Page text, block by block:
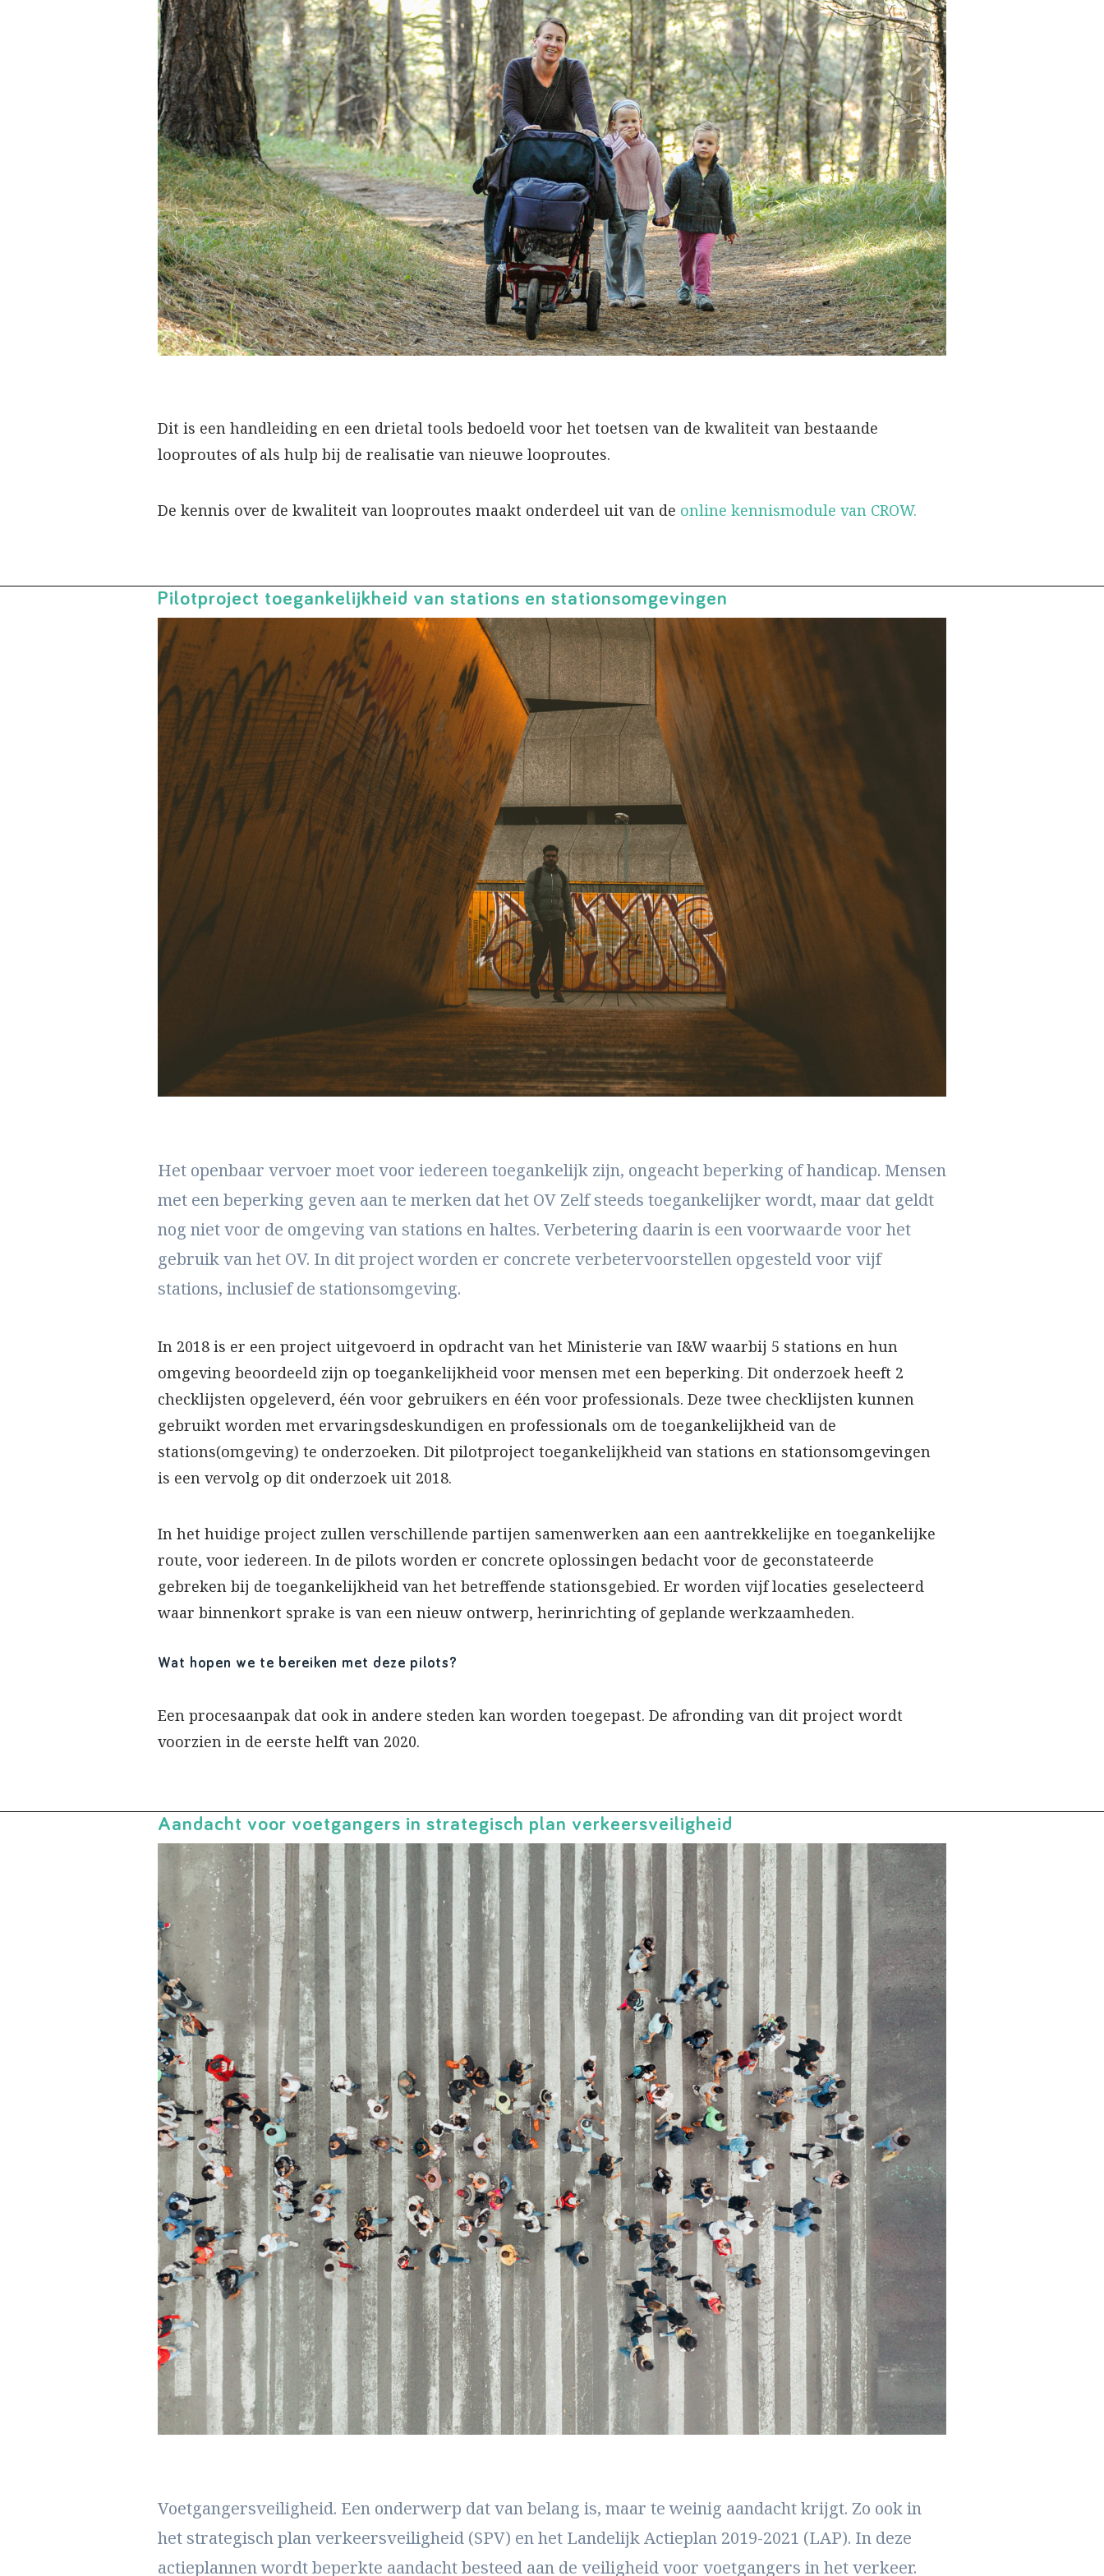
Dit is een handleiding en een drietal tools bedoeld voor het toetsen van de kwaliteit van bestaande
looproutes of als hulp bij de realisatie van nieuwe looproutes.
De kennis over de kwaliteit van looproutes maakt onderdeel uit van de online kennismodule van CROW.
Pilotproject toegankelijkheid van stations en stationsomgevingen
Het openbaar vervoer moet voor iedereen toegankelijk zijn, ongeacht beperking of handicap. Mensen
met een beperking geven aan te merken dat het OV Zelf steeds toegankelijker wordt, maar dat geldt
nog niet voor de omgeving van stations en haltes. Verbetering daarin is een voorwaarde voor het
gebruik van het OV. In dit project worden er concrete verbetervoorstellen opgesteld voor vijf
stations, inclusief de stationsomgeving.
In 2018 is er een project uitgevoerd in opdracht van het Ministerie van I&W waarbij 5 stations en hun
omgeving beoordeeld zijn op toegankelijkheid voor mensen met een beperking. Dit onderzoek heeft 2
checklijsten opgeleverd, één voor gebruikers en één voor professionals. Deze twee checklijsten kunnen
gebruikt worden met ervaringsdeskundigen en professionals om de toegankelijkheid van de
stations(omgeving) te onderzoeken. Dit pilotproject toegankelijkheid van stations en stationsomgevingen
is een vervolg op dit onderzoek uit 2018.
In het huidige project zullen verschillende partijen samenwerken aan een aantrekkelijke en toegankelijke
route, voor iedereen. In de pilots worden er concrete oplossingen bedacht voor de geconstateerde
gebreken bij de toegankelijkheid van het betreffende stationsgebied. Er worden vijf locaties geselecteerd
waar binnenkort sprake is van een nieuw ontwerp, herinrichting of geplande werkzaamheden.
Wat hopen we te bereiken met deze pilots?
Een procesaanpak dat ook in andere steden kan worden toegepast. De afronding van dit project wordt
voorzien in de eerste helft van 2020.
Aandacht voor voetgangers in strategisch plan verkeersveiligheid
Voetgangersveiligheid. Een onderwerp dat van belang is, maar te weinig aandacht krijgt. Zo ook in
het strategisch plan verkeersveiligheid (SPV) en het Landelijk Actieplan 2019-2021 (LAP). In deze
actieplannen wordt beperkte aandacht besteed aan de veiligheid voor voetgangers in het verkeer.